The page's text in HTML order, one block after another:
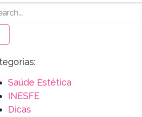
Saúde Estética
INESFE
Dicas